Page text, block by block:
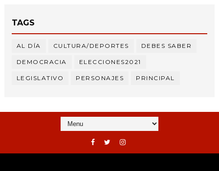
TAGS
AL DÍA CULTURA/DEPORTES DEBES SABER
DEMOCRACIA ELECCIONES2021
LEGISLATIVO PERSONAJES PRINCIPAL